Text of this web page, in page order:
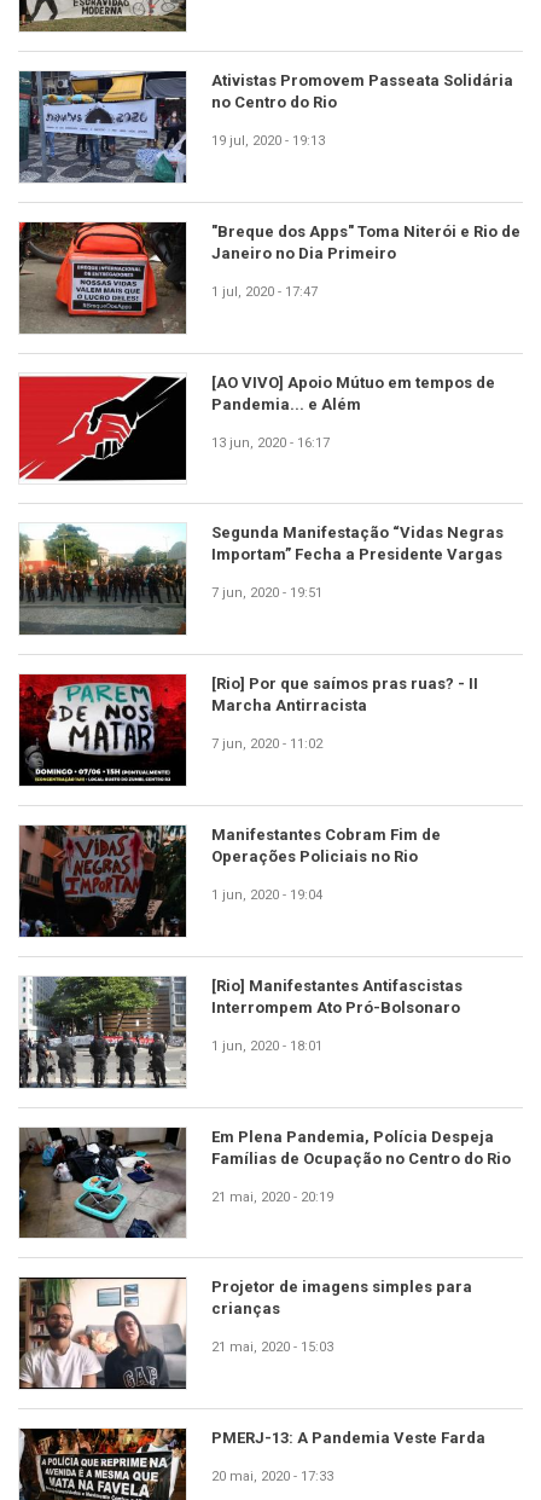
Ativistas Promovem Passeata Solidária
no Centro do Rio
19 jul, 2020 - 19:13
"Breque dos Apps" Toma Niterói e Rio de
Janeiro no Dia Primeiro
1 jul, 2020 - 17:47
[AO VIVO] Apoio Mútuo em tempos de
Pandemia... e Além
13 jun, 2020 - 16:17
Segunda Manifestação “Vidas Negras
Importam” Fecha a Presidente Vargas
7 jun, 2020 - 19:51
[Rio] Por que saímos pras ruas? - II
Marcha Antirracista
7 jun, 2020 - 11:02
Manifestantes Cobram Fim de
Operações Policiais no Rio
1 jun, 2020 - 19:04
[Rio] Manifestantes Antifascistas
Interrompem Ato Pró-Bolsonaro
1 jun, 2020 - 18:01
Em Plena Pandemia, Polícia Despeja
Famílias de Ocupação no Centro do Rio
21 mai, 2020 - 20:19
Projetor de imagens simples para
crianças
21 mai, 2020 - 15:03
PMERJ-13: A Pandemia Veste Farda
20 mai, 2020 - 17:33